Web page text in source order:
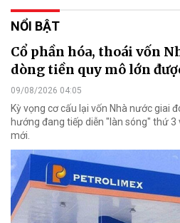
NỔI BẬT
Cổ phần hóa, thoái vốn
dòng tiền quy mô lớn
09/08/2026 04:05
Kỳ vọng cơ cấu lại vốn Nhà nước giai
hướng đang tiếp diễn "làn sóng" thứ
mới.